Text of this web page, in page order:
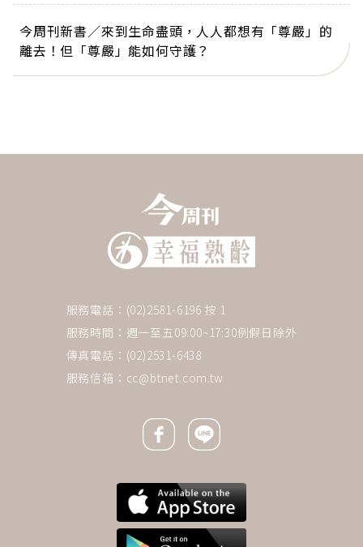
今周刊新書／來到生命盡頭，人人都想有「尊嚴」的
離去！但「尊嚴」能如何守護？
服務電話：(02)2581-6196 按 1
服務時間：週一至五09:00~17:30例假日除外
傳真電話：(02)2531-6438
服務信箱： cc@btnet.com.tw
Facebook icon
Line icon